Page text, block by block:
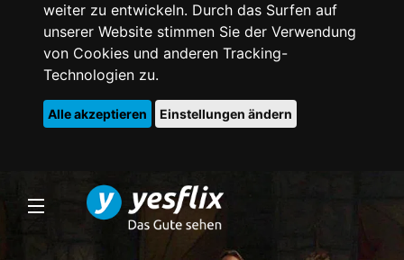
weiter zu entwickeln. Durch das Surfen auf
unserer Website stimmen Sie der Verwendung
von Cookies und anderen Tracking-
Technologien zu.
Alle akzeptieren Einstellungen ändern